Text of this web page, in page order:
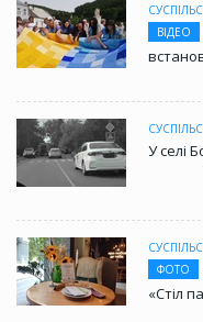
ВІДЕО
У селі
ФОТО
«Стіл